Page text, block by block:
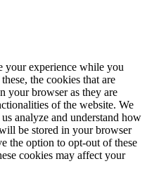
your experience while you
the cookies that are
your browser as they are
of the website. We
analyze and understand how
be stored in your browser
the option to opt-out of these
cookies may affect your